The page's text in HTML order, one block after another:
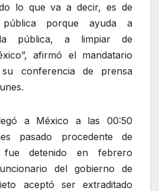
lo que va a decir, es de
pública porque ayuda a
pública, a limpiar de
afirmó el mandatario
conferencia de prensa
a México a las 00:50
pasado procedente de
fue detenido en febrero
del gobierno de
aceptó ser extraditado